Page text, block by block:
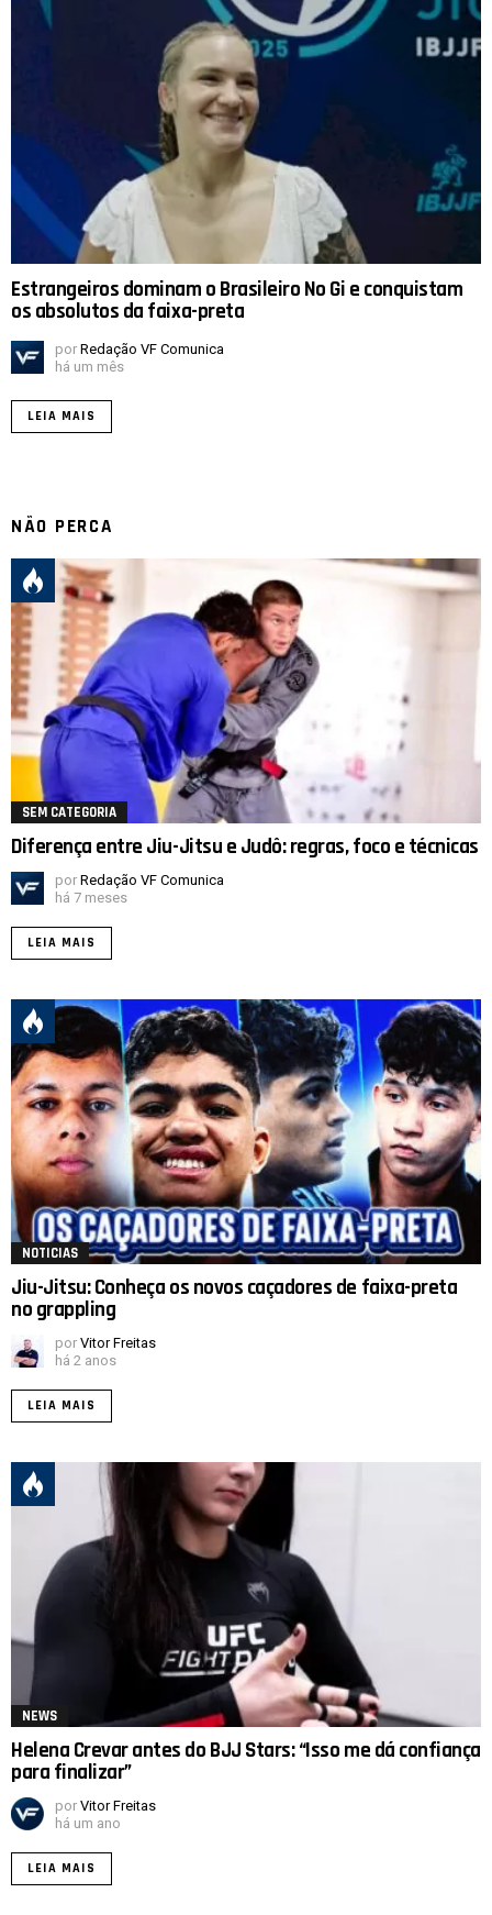
Estrangeiros dominam o Brasileiro No Gi e conquistam
os absolutos da faixa-preta
por Redação VF Comunica
há um mês
LEIA MAIS
NÃO PERCA
SEM CATEGORIA
Diferença entre Jiu-Jitsu e Judô: regras, foco e técnicas
por Redação VF Comunica
há 7 meses
LEIA MAIS
NOTICIAS
Jiu-Jitsu: Conheça os novos caçadores de faixa-preta
no grappling
por Vitor Freitas
há 2 anos
LEIA MAIS
NEWS
Helena Crevar antes do BJJ Stars: “Isso me dá confiança
para finalizar”
por Vitor Freitas
há um ano
LEIA MAIS